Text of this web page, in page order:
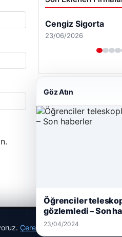
Cengiz Sigorta
23/06/2026
Çerez Politikamız
Göz Atın
Öğrenciler
gözlemledi – Son
23/04/2024